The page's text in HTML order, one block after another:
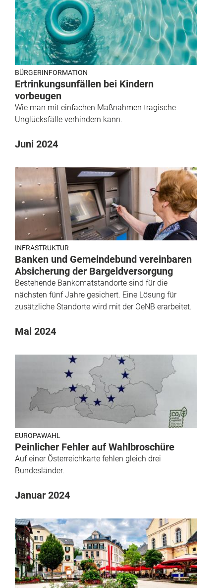
BÜRGERINFORMATION
Ertrinkungsunfällen bei Kindern
vorbeugen
Wie man mit einfachen Maßnahmen tragische
Unglücksfälle verhindern kann.
Juni 2024
INFRASTRUKTUR
Banken und Gemeindebund vereinbaren
Absicherung der Bargeldversorgung
Bestehende Bankomatstandorte sind für die
nächsten fünf Jahre gesichert. Eine Lösung für
zusätzliche Standorte wird mit der OeNB erarbeitet.
Mai 2024
EUROPAWAHL
Peinlicher Fehler auf Wahlbroschüre
Auf einer Österreichkarte fehlen gleich drei
Bundesländer.
Januar 2024